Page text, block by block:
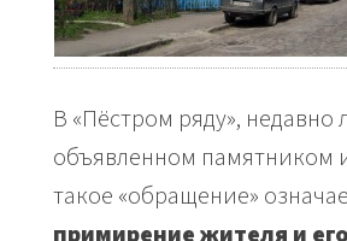
В «Пёстром ряду», недавно
объявленном памятником
такое «обращение»